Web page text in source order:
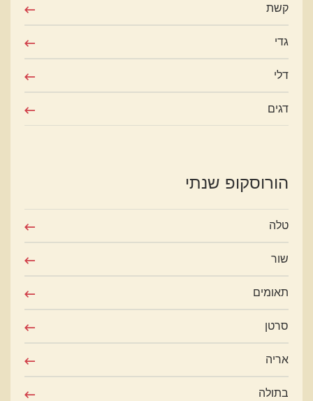
קשת
גדי
דלי
דגים
הורוסקופ שנתי
טלה
שור
תאומים
סרטן
אריה
בתולה